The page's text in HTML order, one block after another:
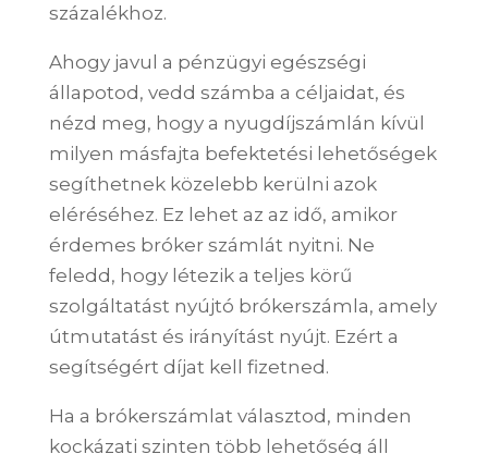
százalékhoz.
Ahogy javul a pénzügyi egészségi
állapotod, vedd számba a céljaidat, és
nézd meg, hogy a nyugdíjszámlán kívül
milyen másfajta befektetési lehetőségek
segíthetnek közelebb kerülni azok
eléréséhez. Ez lehet az az idő, amikor
érdemes bróker számlát nyitni. Ne
feledd, hogy létezik a teljes körű
szolgáltatást nyújtó brókerszámla, amely
útmutatást és irányítást nyújt. Ezért a
segítségért díjat kell fizetned.
Ha a brókerszámlat választod, minden
kockázati szinten több lehetőség áll